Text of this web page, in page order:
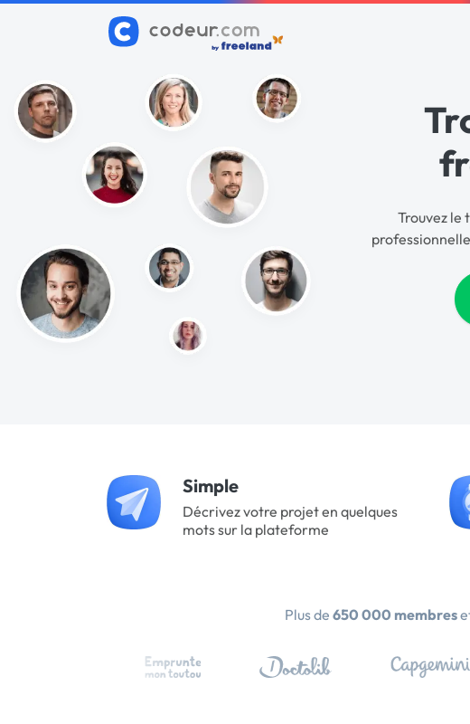
Trouvez le
Simple
Décrivez votre projet en quelques
mots sur la plateforme
Plus de 650 000 membres